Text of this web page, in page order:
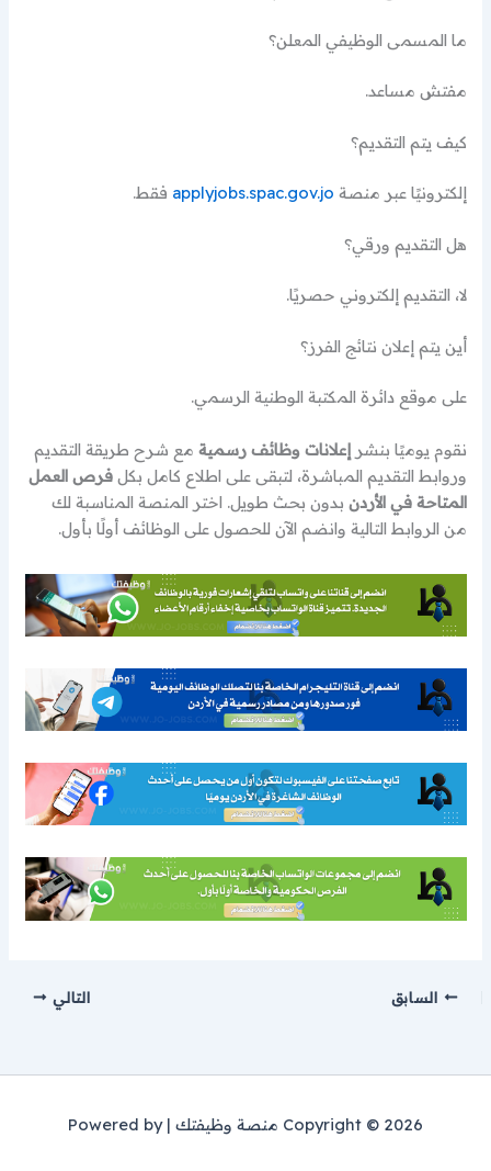
ما المسمى الوظيفي المعلن؟
مفتش مساعد.
كيف يتم التقديم؟
إلكترونيًا عبر منصة applyjobs.spac.gov.jo فقط.
هل التقديم ورقي؟
لا، التقديم إلكتروني حصريًا.
أين يتم إعلان نتائج الفرز؟
على موقع دائرة المكتبة الوطنية الرسمي.
نقوم يوميًا بنشرإعلانات وظائف رسمية مع شرح طريقة التقديم
وروابط التقديم المباشرة، لتبقى على اطلاع كامل بكلفرص العمل
المتاحة في الأردن بدون بحث طويل. اختر المنصة المناسبة لك
من الروابط التالية وانضم الآن للحصول على الوظائف أولًا بأول.
السابق التالي
Copyright © 2026 منصة وظيفتك | Powered by